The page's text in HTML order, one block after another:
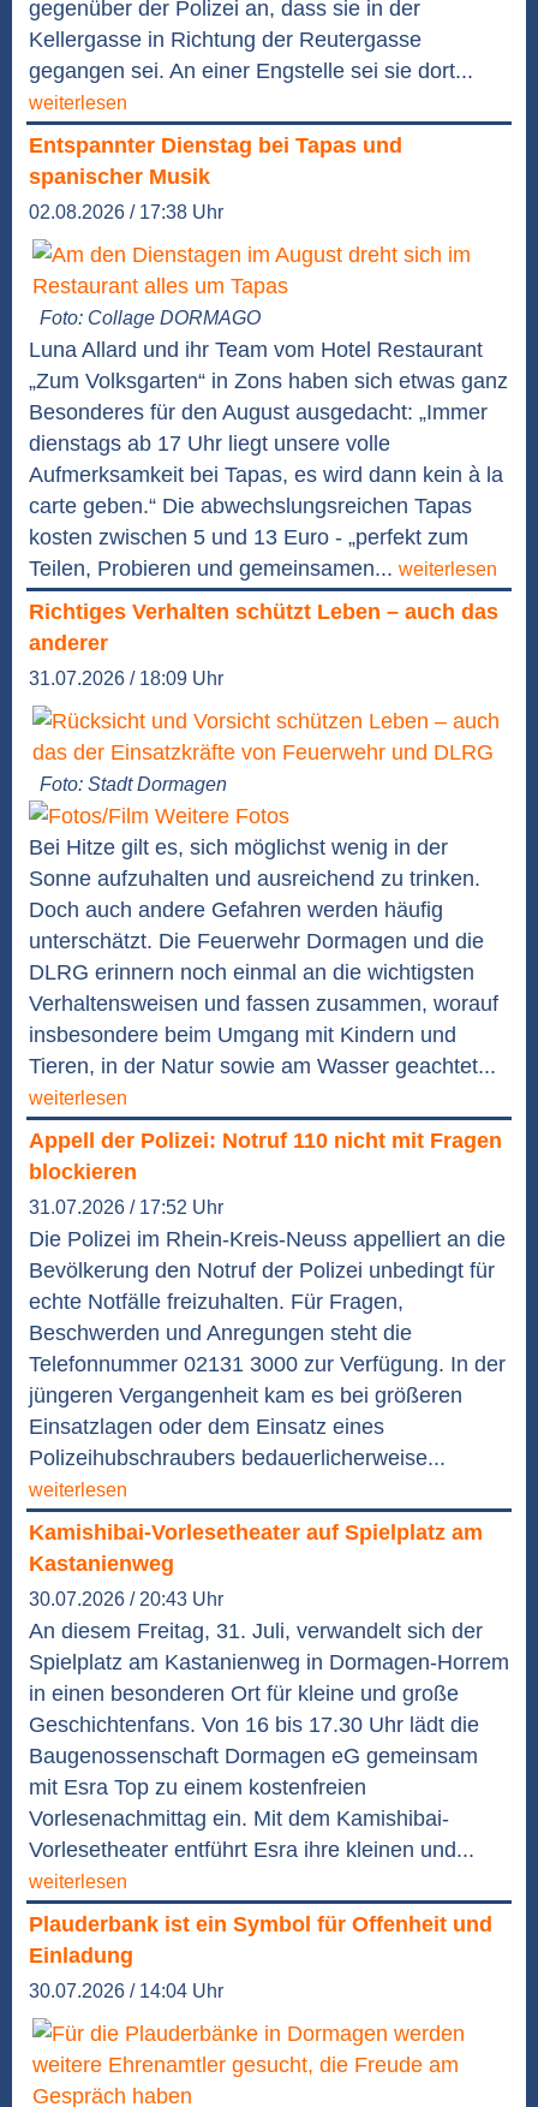
gegenüber der Polizei an, dass sie in der
Kellergasse in Richtung der Reutergasse
gegangen sei. An einer Engstelle sei sie dort...
weiterlesen
Entspannter Dienstag bei Tapas und
spanischer Musik
02.08.2026 / 17:38 Uhr
Foto: Collage DORMAGO
Luna Allard und ihr Team vom Hotel Restaurant
„Zum Volksgarten“ in Zons haben sich etwas ganz
Besonderes für den August ausgedacht: „Immer
dienstags ab 17 Uhr liegt unsere volle
Aufmerksamkeit bei Tapas, es wird dann kein à la
carte geben.“ Die abwechslungsreichen Tapas
kosten zwischen 5 und 13 Euro - „perfekt zum
Teilen, Probieren und gemeinsamen... weiterlesen
Richtiges Verhalten schützt Leben – auch das
anderer
31.07.2026 / 18:09 Uhr
Foto: Stadt Dormagen
Weitere Fotos
Bei Hitze gilt es, sich möglichst wenig in der
Sonne aufzuhalten und ausreichend zu trinken.
Doch auch andere Gefahren werden häufig
unterschätzt. Die Feuerwehr Dormagen und die
DLRG erinnern noch einmal an die wichtigsten
Verhaltensweisen und fassen zusammen, worauf
insbesondere beim Umgang mit Kindern und
Tieren, in der Natur sowie am Wasser geachtet...
weiterlesen
Appell der Polizei: Notruf 110 nicht mit Fragen
blockieren
31.07.2026 / 17:52 Uhr
Die Polizei im Rhein-Kreis-Neuss appelliert an die
Bevölkerung den Notruf der Polizei unbedingt für
echte Notfälle freizuhalten. Für Fragen,
Beschwerden und Anregungen steht die
Telefonnummer 02131 3000 zur Verfügung. In der
jüngeren Vergangenheit kam es bei größeren
Einsatzlagen oder dem Einsatz eines
Polizeihubschraubers bedauerlicherweise...
weiterlesen
Kamishibai-Vorlesetheater auf Spielplatz am
Kastanienweg
30.07.2026 / 20:43 Uhr
An diesem Freitag, 31. Juli, verwandelt sich der
Spielplatz am Kastanienweg in Dormagen-Horrem
in einen besonderen Ort für kleine und große
Geschichtenfans. Von 16 bis 17.30 Uhr lädt die
Baugenossenschaft Dormagen eG gemeinsam
mit Esra Top zu einem kostenfreien
Vorlesenachmittag ein. Mit dem Kamishibai-
Vorlesetheater entführt Esra ihre kleinen und...
weiterlesen
Plauderbank ist ein Symbol für Offenheit und
Einladung
30.07.2026 / 14:04 Uhr